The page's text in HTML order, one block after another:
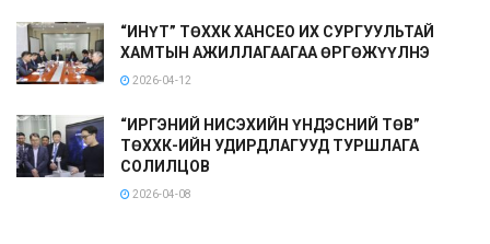
“ИНҮТ” ТӨХХК ХАНСЕО ИХ СУРГУУЛЬТАЙ
ХАМТЫН АЖИЛЛАГААГАА ӨРГӨЖҮҮЛНЭ
2026-04-12
“ИРГЭНИЙ НИСЭХИЙН ҮНДЭСНИЙ ТӨВ”
ТӨХХК-ИЙН УДИРДЛАГУУД ТУРШЛАГА
СОЛИЛЦОВ
2026-04-08